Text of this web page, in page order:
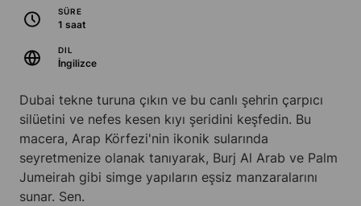
SÜRE
1 saat
DIL
İngilizce
Dubai tekne turuna çıkın ve bu canlı şehrin çarpıcı
silüetini ve nefes kesen kıyı şeridini keşfedin. Bu
macera, Arap Körfezi'nin ikonik sularında
seyretmenize olanak tanıyarak, Burj Al Arab ve Palm
Jumeirah gibi simge yapıların eşsiz manzaralarını
sunar. Sen.